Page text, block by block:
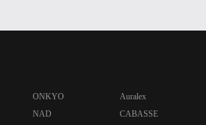
ONKYO
NAD
Auralex
CABASSE